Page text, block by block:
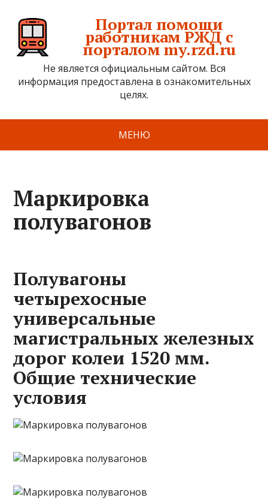
Портал помощи
работникам РЖД с
порталом my.rzd.ru
Не является официальным сайтом. Вся
информация предоставлена в ознакомительных
целях.
МЕНЮ
Маркировка
полувагонов
Полувагоны
четырехосные
универсальные
магистральных железных
дорог колеи 1520 мм.
Общие технические
условия